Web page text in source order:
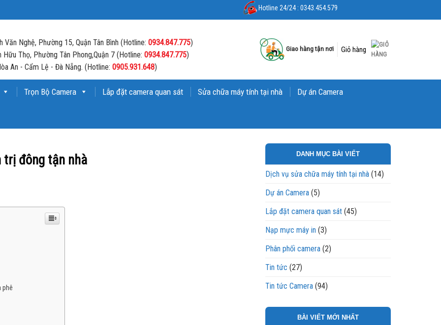
Hotline 24/24 : 0343.454.579
Văn Nghệ, Phường 15, Quận Tân Bình (Hotline: 0934.847.775)
Hữu Thọ, Phường Tân Phong,Quận 7 (Hotline: 0934.847.775)
An - Cẩm Lệ - Đà Nẵng. (Hotline: 0905.931.648)
Giao hàng tận nơi Giỏ hàng
Trọn Bộ Camera Lắp đặt camera quan sát Sửa chữa máy tính tại nhà Dự án Camera
trị đông tận nhà
phê
DANH MỤC BÀI VIẾT
Dịch vụ sửa chữa máy tính tại nhà (14)
Dự án Camera (5)
Lắp đặt camera quan sát (45)
Nạp mực máy in (3)
Phân phối camera (2)
Tin tức (27)
Tin tức Camera (94)
BÀI VIẾT MỚI NHẤT